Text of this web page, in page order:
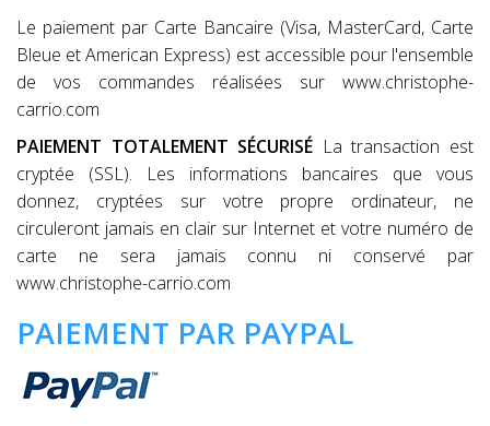
Le paiement par Carte Bancaire (Visa, MasterCard, Carte
Bleue et American Express) est accessible pour l'ensemble
de vos commandes réalisées sur www.christophe-
carrio.com
PAIEMENT TOTALEMENT SÉCURISÉ La transaction est
cryptée (SSL). Les informations bancaires que vous
donnez, cryptées sur votre propre ordinateur, ne
circuleront jamais en clair sur Internet et votre numéro de
carte ne sera jamais connu ni conservé par
www.christophe-carrio.com
PAIEMENT PAR PAYPAL